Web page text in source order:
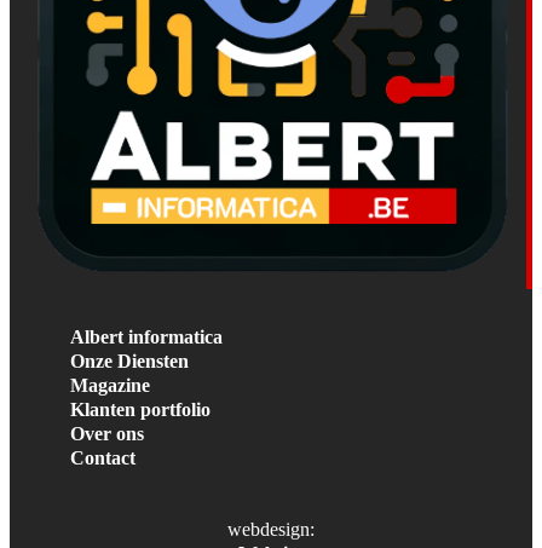
Albert informatica
Onze Diensten
Magazine
Klanten portfolio
Over ons
Contact
webdesign: